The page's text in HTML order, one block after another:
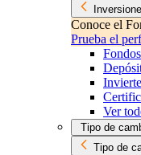
Conoce el
Prueba el
Ver
Tipo de
Tipo de